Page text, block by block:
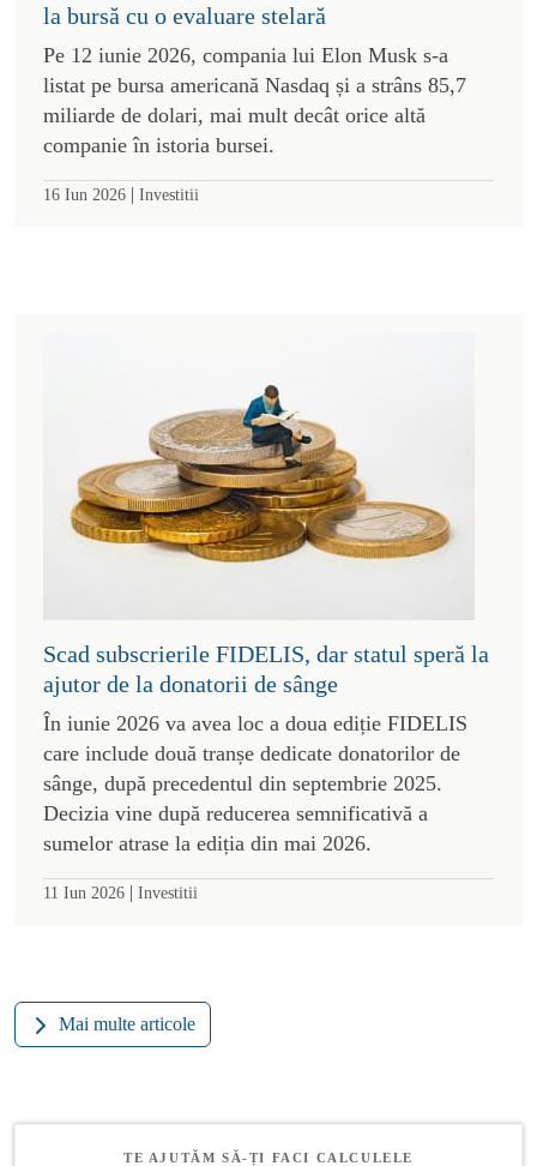
la bursă cu o evaluare stelară
Pe 12 iunie 2026, compania lui Elon Musk s-a
listat pe bursa americană Nasdaq și a strâns 85,7
miliarde de dolari, mai mult decât orice altă
companie în istoria bursei.
16 Iun 2026 | Investitii
Scad subscrierile FIDELIS, dar statul speră la
ajutor de la donatorii de sânge
În iunie 2026 va avea loc a doua ediție FIDELIS
care include două tranșe dedicate donatorilor de
sânge, după precedentul din septembrie 2025.
Decizia vine după reducerea semnificativă a
sumelor atrase la ediția din mai 2026.
11 Iun 2026 | Investitii
Mai multe articole
TE AJUTĂM SĂ-ȚI FACI CALCULELE